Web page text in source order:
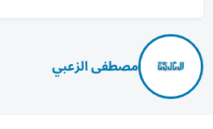
مصطفى الزعبي